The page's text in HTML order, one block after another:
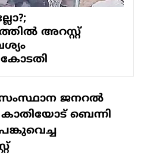
അറസ്റ്റ്
ജനറല്‍
ബെന്നി